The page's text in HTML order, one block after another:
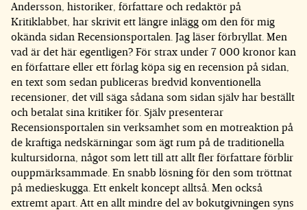
Andersson, historiker, författare och redaktör på
Kritiklabbet, har skrivit ett längre inlägg om den för mig
okända sidan Recensionsportalen. Jag läser förbryllat. Men
vad är det här egentligen? För strax under 7 000 kronor kan
en författare eller ett förlag köpa sig en recension på sidan,
en text som sedan publiceras bredvid konventionella
recensioner, det vill säga sådana som sidan själv har beställt
och betalat sina kritiker för. Själv presenterar
Recensionsportalen sin verksamhet som en motreaktion på
de kraftiga nedskärningar som ägt rum på de traditionella
kultursidorna, något som lett till att allt fler författare förblir
ouppmärksammade. En snabb lösning för den som tröttnat
på medieskugga. Ett enkelt koncept alltså. Men också
extremt apart. Att en allt mindre del av bokutgivningen syns